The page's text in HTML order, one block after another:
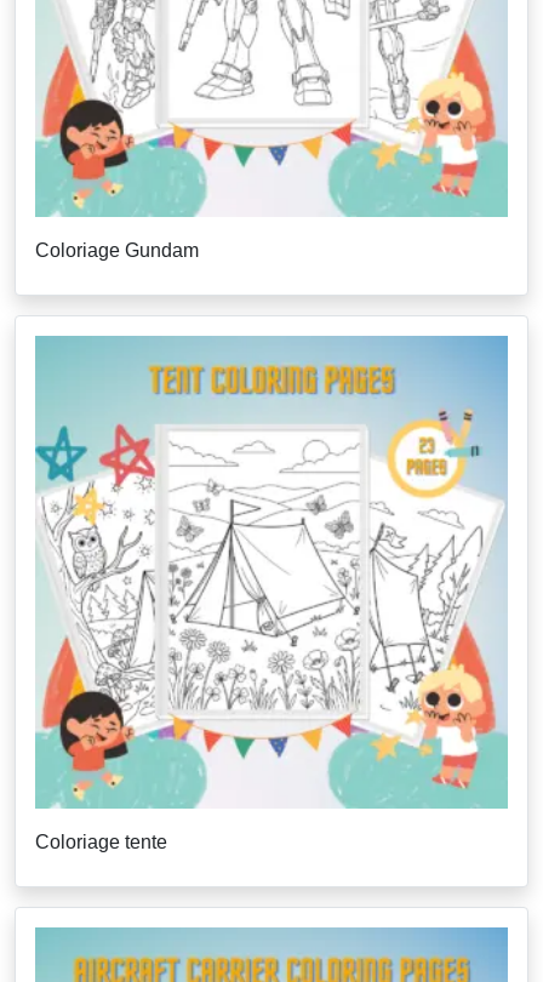
Coloriage Gundam
Coloriage tente